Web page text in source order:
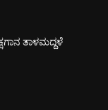
ತಾಳಮದ್ದಳೆ